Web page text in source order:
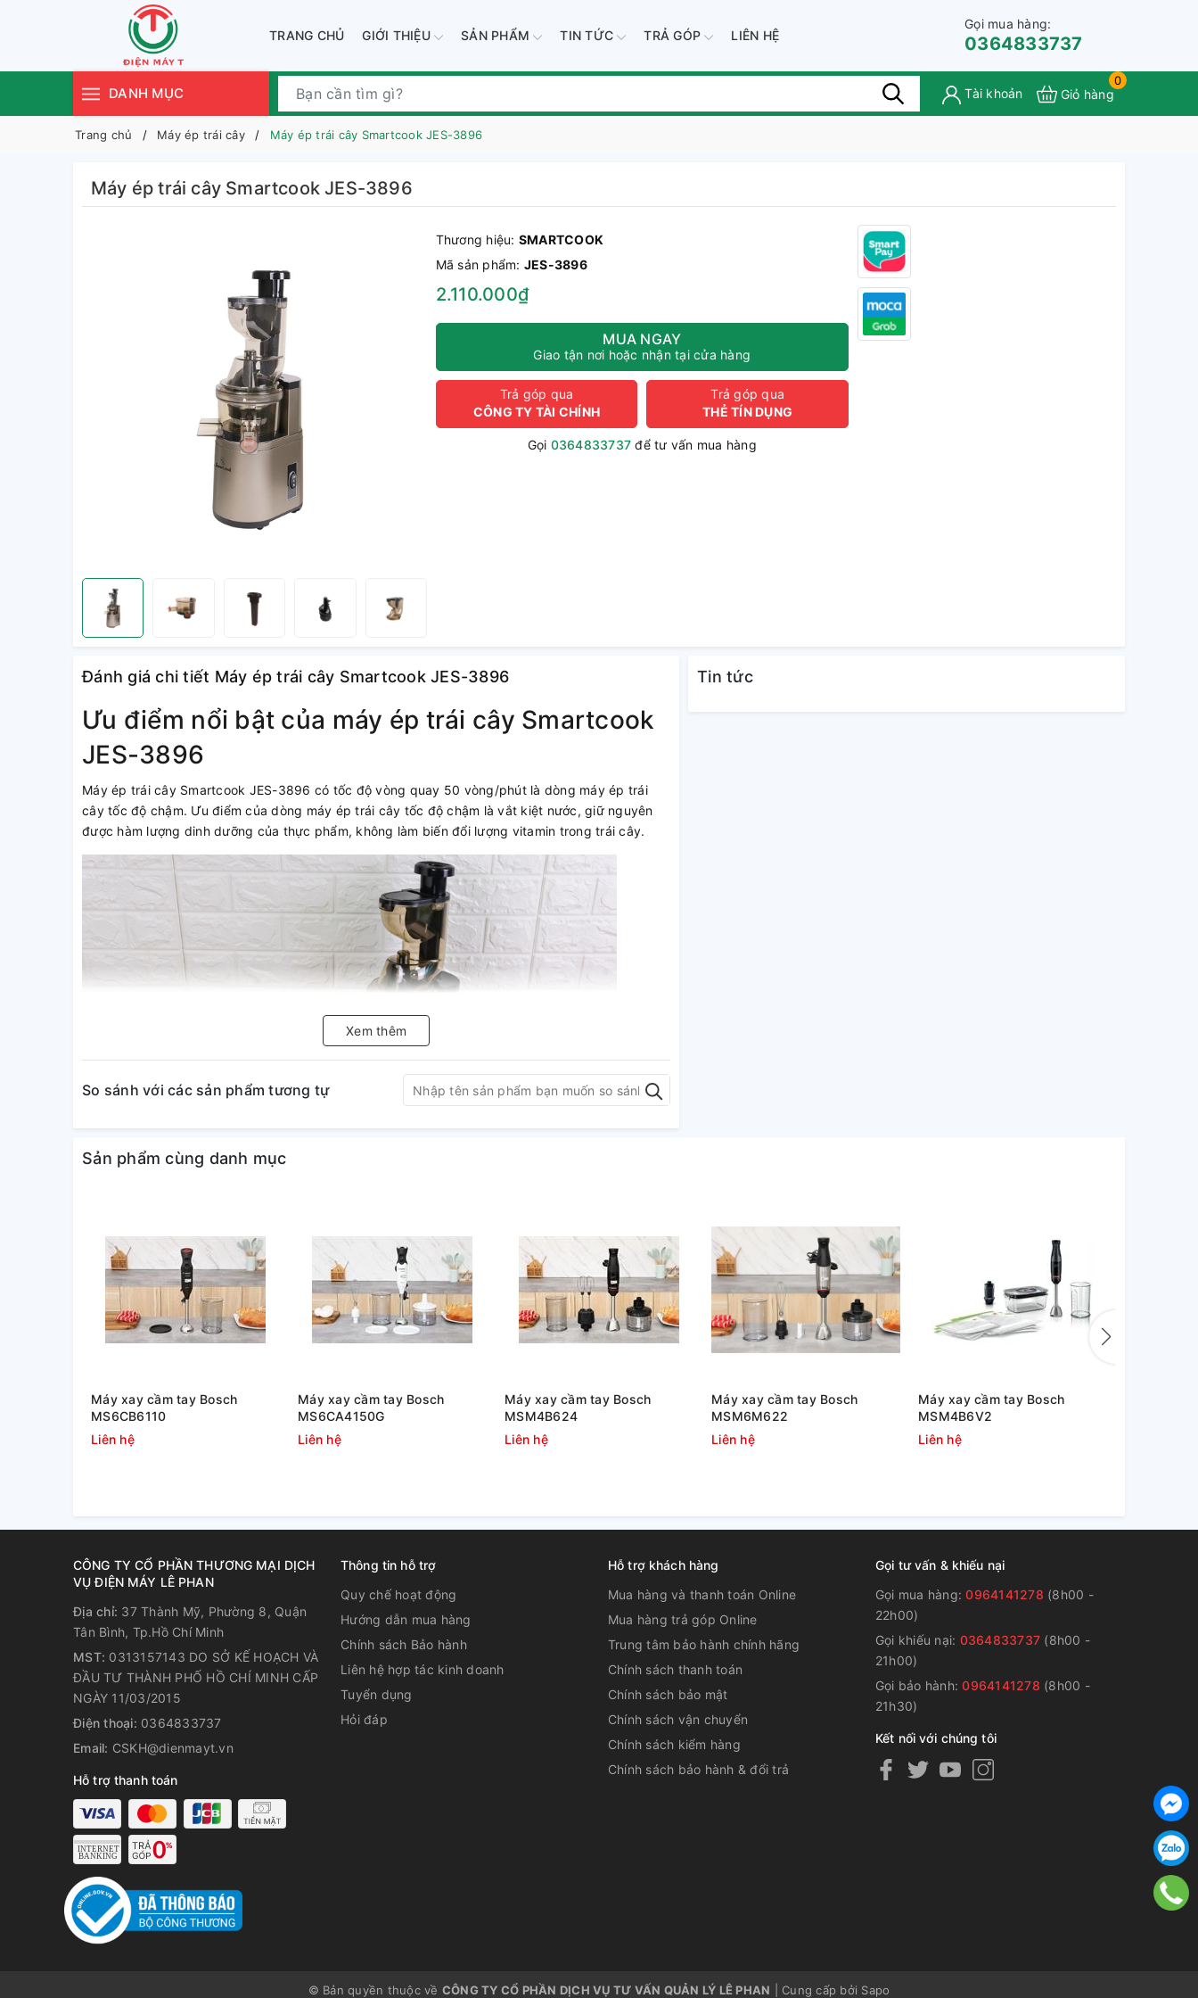
TRANG CHỦ GIỚI THIỆU SẢN PHẨM TIN TỨC TRẢ GÓP LIÊN HỆ
Gọi mua hàng:
0364833737
DANH MỤC Tài khoản
0
Giỏ hàng
Trang chủ Máy ép trái cây Máy ép trái cây Smartcook JES-3896
Máy ép trái cây Smartcook JES-3896
Thương hiệu: SMARTCOOK
Mã sản phẩm: JES-3896
2.110.000₫
MUA NGAY
Giao tận nơi hoặc nhận tại cửa hàng
Trả góp qua
CÔNG TY TÀI CHÍNH
Trả góp qua
THẺ TÍN DỤNG
Gọi 0364833737 để tư vấn mua hàng
Đánh giá chi tiết Máy ép trái cây Smartcook JES-3896
Ưu điểm nổi bật của máy ép trái cây Smartcook
JES-3896
Máy ép trái cây Smartcook JES-3896 có tốc độ vòng quay 50 vòng/phút là dòng máy ép trái
cây tốc độ chậm. Ưu điểm của dòng máy ép trái cây tốc độ chậm là vắt kiệt nước, giữ nguyên
được hàm lượng dinh dưỡng của thực phẩm, không làm biến đổi lượng vitamin trong trái cây.
Trọn bộ máy ép trái cây tốc độ chậm JES-3896
Máy ép chậm Smartcook JES-3896 hoạt động với công suất 180W cho thời gian sử dụng lâu dài.
Có khả năng hoạt động liên tục được khoảng 15 phút, tối đa trong khoảng 20 phút.
JES-3896 gồm 1 ca đựng nước ép, 1 ca đựng bã riêng biệt
Dung tích cối 1 lít giúp xay ép được lượng nước lớn để phục vụ cho cả gia đình.
Cấu tạo của máy ép trái cây Smartcook JES-3896
Thân máy sử dụng chất liệu cao cấp, chịu được va đập, không bị gỉ sét
Cối bằng nhựa tritan cao cấp an toàn với sức khỏe, dễ dàng vệ sinh sau khi sử dụng
Thiết kế miệng tiếp nhiên liệu rộng giúp bỏ thực phẩm vào bên trong cối dễ dàng hơn
Lưới lọc cao cấp cho nước ép mịn, không lẫn cặn
Xem thêm
So sánh với các sản phẩm tương tự
Tin tức
Sản phẩm cùng danh mục
Máy xay cầm tay Bosch
MS6CB6110
Liên hệ
Máy xay cầm tay Bosch
MS6CA4150G
Liên hệ
Máy xay cầm tay Bosch
MSM4B624
Liên hệ
Máy xay cầm tay Bosch
MSM6M622
Liên hệ
Máy xay cầm tay Bosch
MSM4B6V2
Liên hệ
CÔNG TY CỔ PHẦN THƯƠNG MẠI DỊCH
VỤ ĐIỆN MÁY LÊ PHAN
Địa chỉ: 37 Thành Mỹ, Phường 8, Quận
Tân Bình, Tp.Hồ Chí Minh
MST: 0313157143 DO SỞ KẾ HOẠCH VÀ
ĐẦU TƯ THÀNH PHỐ HỒ CHÍ MINH CẤP
NGÀY 11/03/2015
Điện thoại: 0364833737
Email: CSKH@dienmayt.vn
Hỗ trợ thanh toán
Thông tin hỗ trợ
Quy chế hoạt động
Hướng dẫn mua hàng
Chính sách Bảo hành
Liên hệ hợp tác kinh doanh
Tuyển dụng
Hỏi đáp
Hỗ trợ khách hàng
Mua hàng và thanh toán Online
Mua hàng trả góp Online
Trung tâm bảo hành chính hãng
Chính sách thanh toán
Chính sách bảo mật
Chính sách vận chuyển
Chính sách kiểm hàng
Chính sách bảo hành & đổi trả
Gọi tư vấn & khiếu nại
Gọi mua hàng:0964141278 (8h00 -
22h00)
Gọi khiếu nại: 0364833737 (8h00 -
21h00)
Gọi bảo hành:0964141278 (8h00 -
21h30)
Kết nối với chúng tôi
© Bản quyền thuộc về CÔNG TY CỔ PHẦN DỊCH VỤ TƯ VẤN QUẢN LÝ LÊ PHAN Cung cấp bởi Sapo